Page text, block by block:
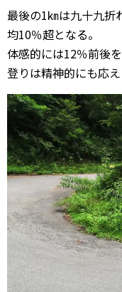
最後の1㎞は九十九折
均10％超となる。
体感的には12％前後
登りは精神的にも応え